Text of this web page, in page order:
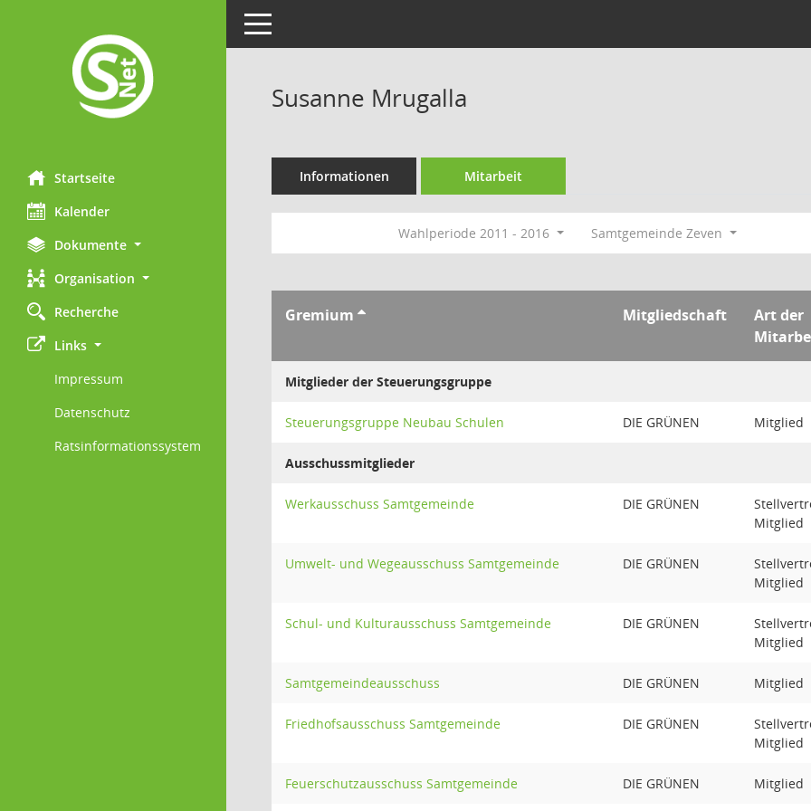
Startseite
Kalender
Dokumente
Organisation
Recherche
Links
Impressum
Datenschutz
Ratsinformationssystem
Toggle navigation
Susanne Mrugalla
Informationen Mitarbeit
Wahlperiode 2011 - 2016 Samtgemeinde Zeven
Gremium Mitgliedschaft
Art der
Mitglieder der Steuerungsgruppe
Steuerungsgruppe Neubau Schulen DIE GRÜNEN Mitglied
Ausschussmitglieder
Werkausschuss Samtgemeinde DIE GRÜNEN
Mitglied
Umwelt- und Wegeausschuss Samtgemeinde DIE GRÜNEN
Mitglied
Schul- und Kulturausschuss Samtgemeinde DIE GRÜNEN
Mitglied
Samtgemeindeausschuss DIE GRÜNEN Mitglied
Friedhofsausschuss Samtgemeinde DIE GRÜNEN
Mitglied
Feuerschutzausschuss Samtgemeinde DIE GRÜNEN Mitglied